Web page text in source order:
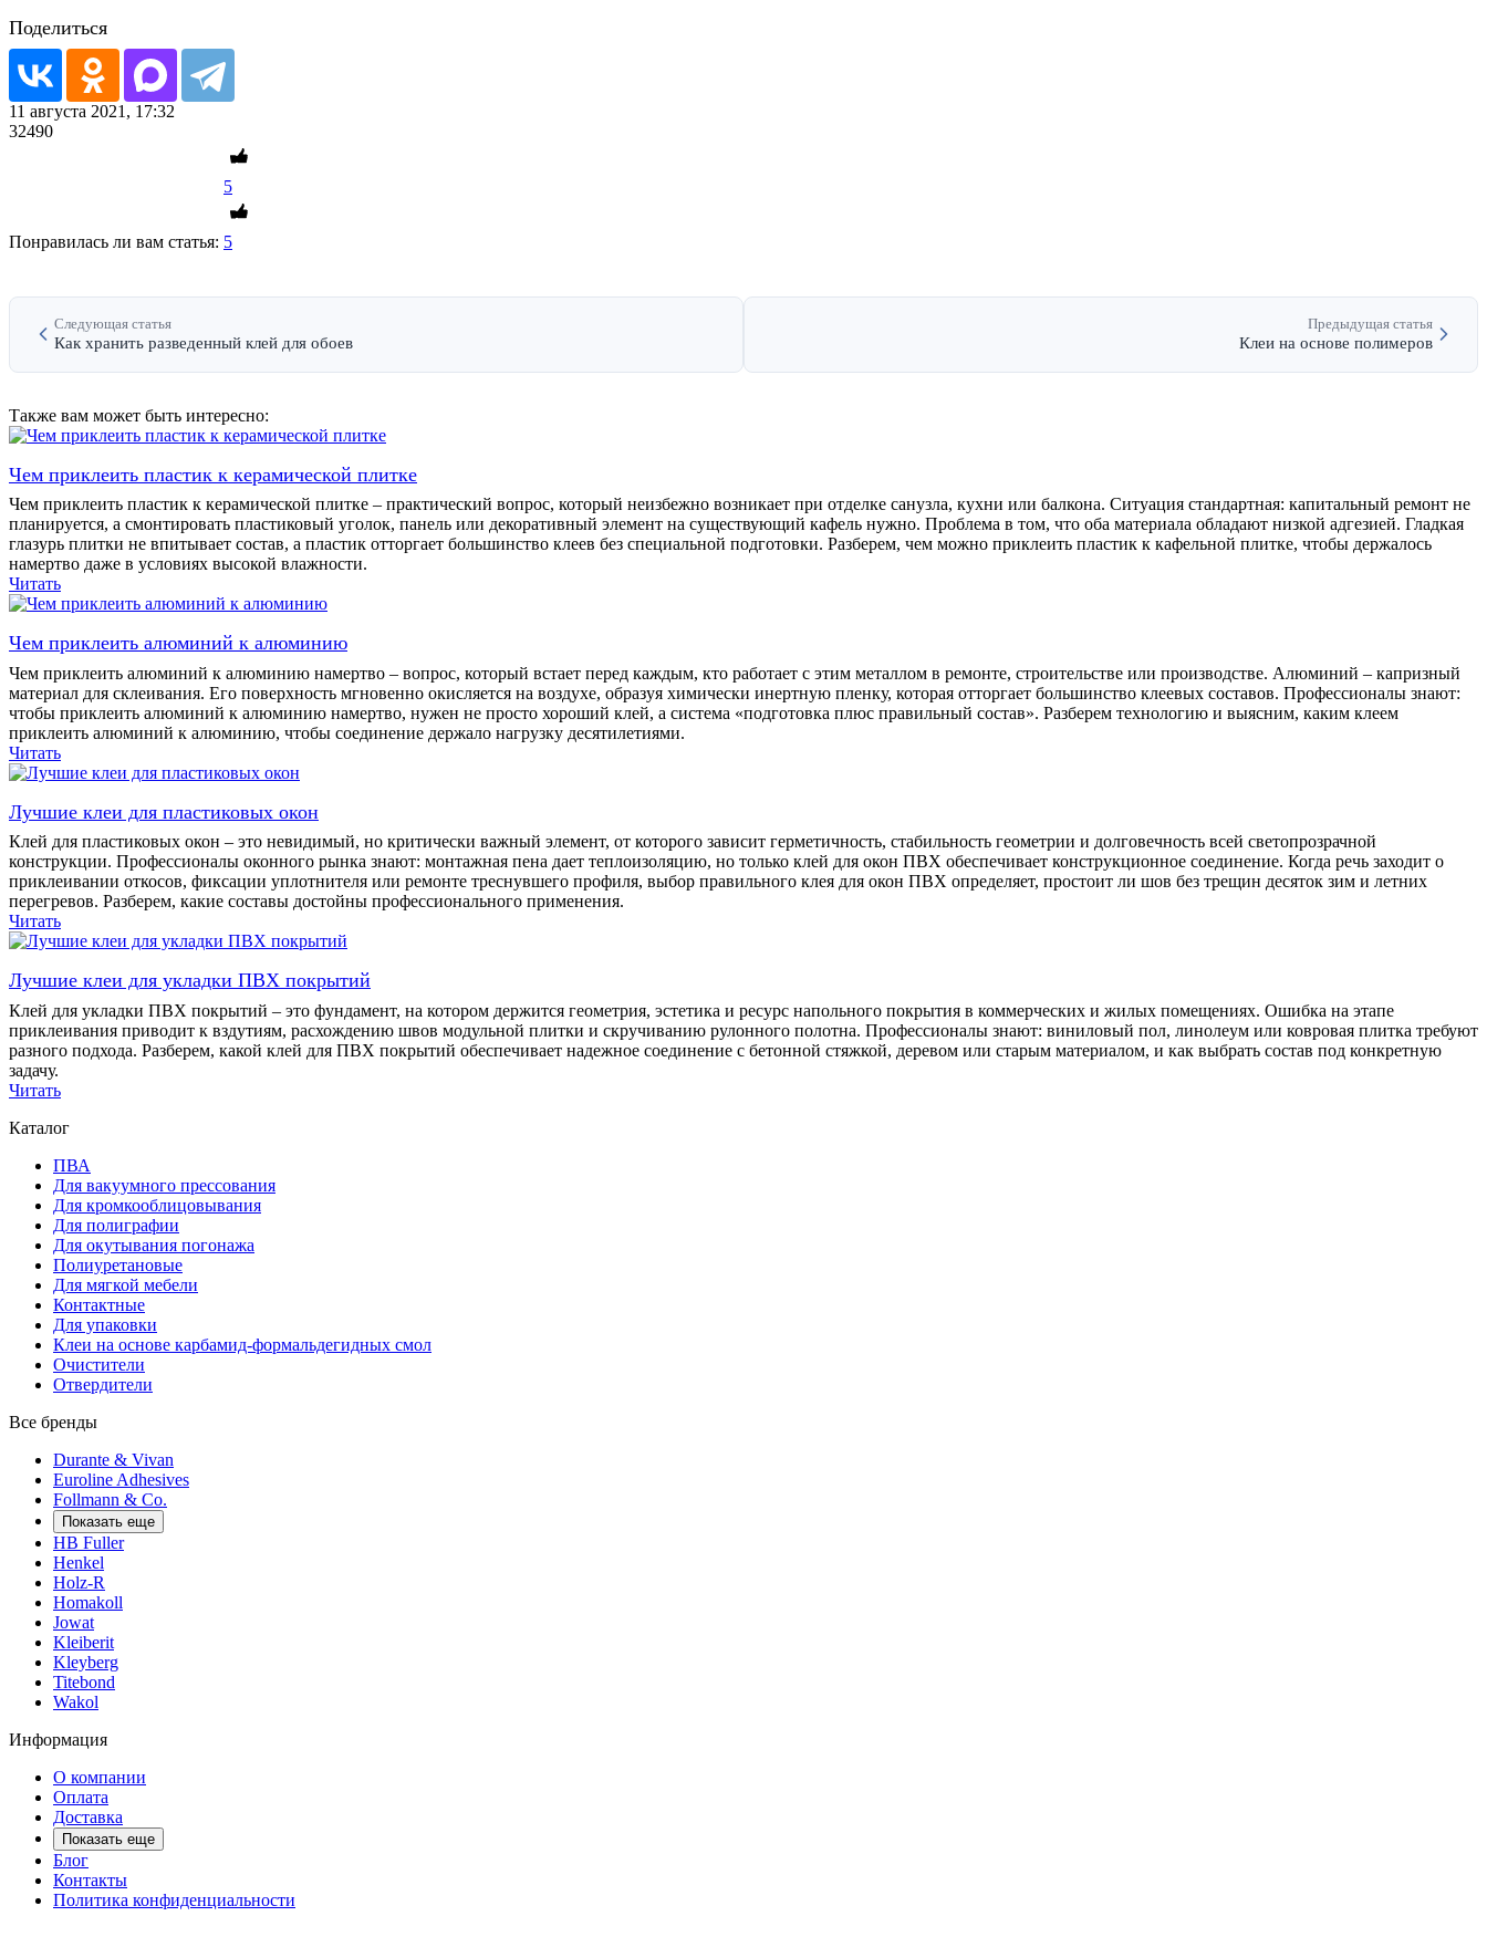
Поделиться
11 августа 2021, 17:32
32490
Понравилась ли вам статья:
5
5
Следующая статья
Как хранить разведенный клей для обоев
Предыдущая статья
Клеи на основе полимеров
Также вам может быть интересно:
Чем приклеить пластик к керамической плитке
Чем приклеить пластик к керамической плитке – практический вопрос, который неизбежно возникает при отделке санузла, кухни или балкона. Ситуация стандартная: капитальный ремонт не
планируется, а смонтировать пластиковый уголок, панель или декоративный элемент на существующий кафель нужно. Проблема в том, что оба материала обладают низкой адгезией. Гладкая
глазурь плитки не впитывает состав, а пластик отторгает большинство клеев без специальной подготовки. Разберем, чем можно приклеить пластик к кафельной плитке, чтобы держалось
намертво даже в условиях высокой влажности.
Читать
Чем приклеить алюминий к алюминию
Чем приклеить алюминий к алюминию намертво – вопрос, который встает перед каждым, кто работает с этим металлом в ремонте, строительстве или производстве. Алюминий – капризный
материал для склеивания. Его поверхность мгновенно окисляется на воздухе, образуя химически инертную пленку, которая отторгает большинство клеевых составов. Профессионалы знают:
чтобы приклеить алюминий к алюминию намертво, нужен не просто хороший клей, а система «подготовка плюс правильный состав». Разберем технологию и выясним, каким клеем
приклеить алюминий к алюминию, чтобы соединение держало нагрузку десятилетиями.
Читать
Лучшие клеи для пластиковых окон
Клей для пластиковых окон – это невидимый, но критически важный элемент, от которого зависит герметичность, стабильность геометрии и долговечность всей светопрозрачной
конструкции. Профессионалы оконного рынка знают: монтажная пена дает теплоизоляцию, но только клей для окон ПВХ обеспечивает конструкционное соединение. Когда речь заходит о
приклеивании откосов, фиксации уплотнителя или ремонте треснувшего профиля, выбор правильного клея для окон ПВХ определяет, простоит ли шов без трещин десяток зим и летних
перегревов. Разберем, какие составы достойны профессионального применения.
Читать
Лучшие клеи для укладки ПВХ покрытий
Клей для укладки ПВХ покрытий – это фундамент, на котором держится геометрия, эстетика и ресурс напольного покрытия в коммерческих и жилых помещениях. Ошибка на этапе
приклеивания приводит к вздутиям, расхождению швов модульной плитки и скручиванию рулонного полотна. Профессионалы знают: виниловый пол, линолеум или ковровая плитка требуют
разного подхода. Разберем, какой клей для ПВХ покрытий обеспечивает надежное соединение с бетонной стяжкой, деревом или старым материалом, и как выбрать состав под конкретную
задачу.
Читать
Каталог
ПВА
Для вакуумного прессования
Для кромкооблицовывания
Для полиграфии
Для окутывания погонажа
Полиуретановые
Для мягкой мебели
Контактные
Для упаковки
Клеи на основе карбамид-формальдегидных смол
Очистители
Отвердители
Все бренды
Durante & Vivan
Euroline Adhesives
Follmann & Co.
Показать еще
HB Fuller
Henkel
Holz-R
Homakoll
Jowat
Kleiberit
Kleyberg
Titebond
Wakol
Информация
О компании
Оплата
Доставка
Показать еще
Блог
Контакты
Политика конфиденциальности